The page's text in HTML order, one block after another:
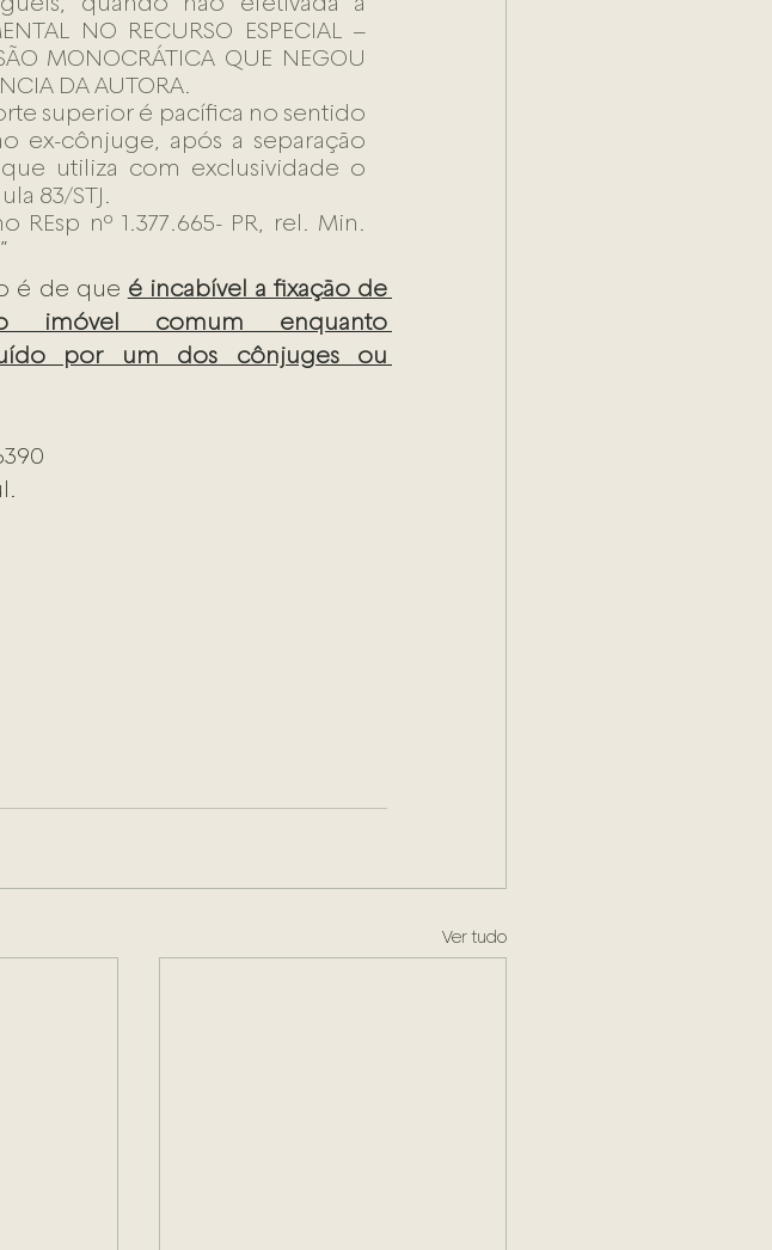
NO RECURSO ESPECIAL –
MONOCRÁTICA QUE NEGOU
DA AUTORA.
superior é pacífica no sentido
ex-cônjuge, após a separação
utiliza com exclusividade o
83/STJ.
nº 1.377.665- PR, rel. Min.
é de que é incabível a fixação de
imóvel comum enquanto
por um dos cônjuges ou
Ver tudo